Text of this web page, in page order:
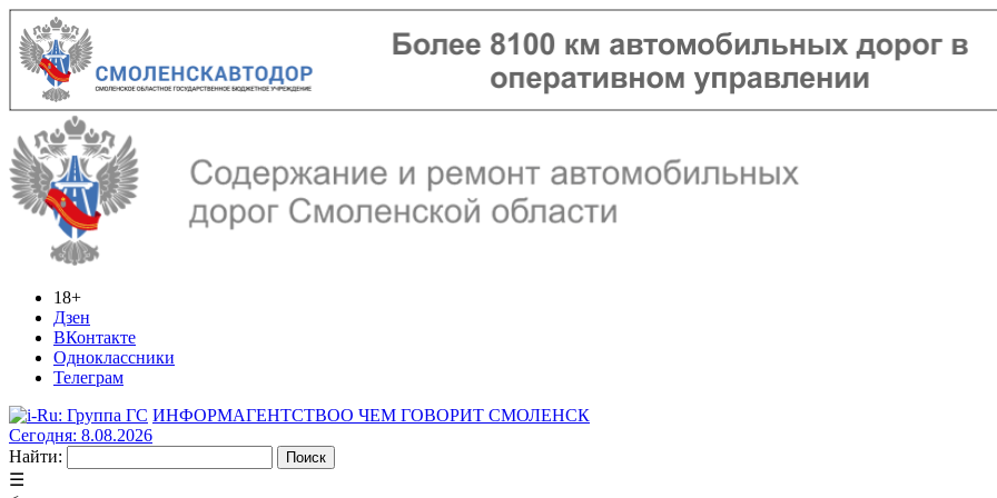
18+
Дзен
ВКонтакте
Одноклассники
Телеграм
ИНФОРМАГЕНТСТВОО ЧЕМ ГОВОРИТ СМОЛЕНСК
Сегодня: 8.08.2026
Найти:
☰